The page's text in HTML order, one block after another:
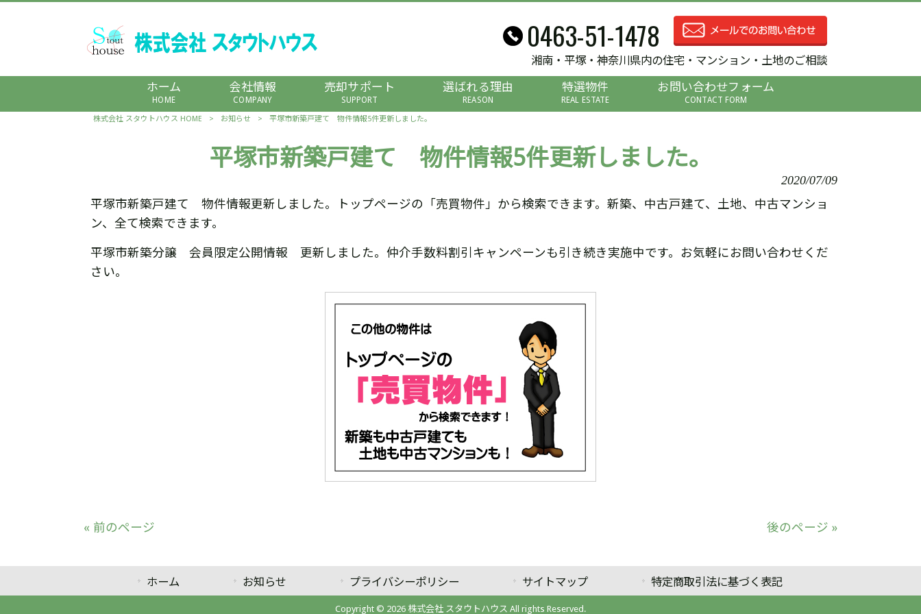
0463-51-1478
湘南・平塚・神奈川県内の住宅・マンション・土地のご相談
ホーム
HOME
会社情報
COMPANY
売却サポート
SUPPORT
選ばれる理由
REASON
特選物件
REAL ESTATE
お問い合わせフォーム
CONTACT FORM
株式会社 スタウトハウス HOME > お知らせ > 平塚市新築戸建て 物件情報5件更新しました。
平塚市新築戸建て 物件情報5件更新しました。
2020/07/09
平塚市新築戸建て 物件情報更新しました。トップページの「売買物件」から検索できます。新築、中古戸建て、土地、中古マンショ
ン、全て検索できます。
平塚市新築分譲 会員限定公開情報 更新しました。仲介手数料割引キャンペーンも引き続き実施中です。お気軽にお問い合わせくだ
さい。
« 前のページ 後のページ »
ホーム お知らせ プライバシーポリシー サイトマップ 特定商取引法に基づく表記
Copyright © 2026 株式会社 スタウトハウス All rights Reserved.